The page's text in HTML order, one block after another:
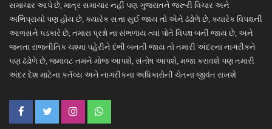
સમાચાર આપે છે, માત્ર સમાચાર નહીં પણ ગુજરાતને જરૂરી વિચાર અને
અભિપ્રાયો પણ હોય છે, ક્યારેક સત્તા સુઈ જાય તો એને ઢંઢોળે છે, ક્યારેક વિપક્ષની
આળસને પડકારે છે, તમારા પ્રશ્નો ના સંભળાય ત્યાં પોતે વિપક્ષ બની જાય છે, અને
જનતા રાજનીતિક ચશ્મા પહેરીને દંભી બનતી જાય તો તમારી અંદરના નાગરીકને
પણ ઢંઢોળે છે, જમાવટ તમને મોજ આપશે, સંતોષ આપશે, મજા કરાવશે પણ તમારી
અંદર દેશ માટેના કર્તવ્ય અને નાગરીકના અધિકારોની ચેતના જીવંત રાખશે